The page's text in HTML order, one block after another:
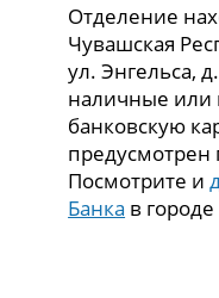
Отделение
Чувашская
ул. Энгельса,
наличные или
банковскую
предусмотрен
Посмотрите и
Банка в